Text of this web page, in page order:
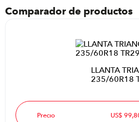
Comparador de productos
LLANTA
235/60R18
Precio US$